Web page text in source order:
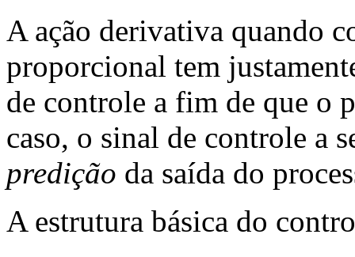
A ação derivativa quando
proporcional tem
de controle a fim de que o
caso, o sinal de controle a
predição da saída do
A estrutura básica do